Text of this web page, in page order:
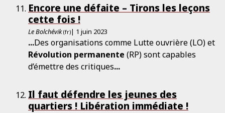
Encore une défaite – Tirons les leçons
cette fois !
Le Bolchévik (fr)| 1 juin 2023
...Des organisations comme Lutte ouvrière (LO) et
Révolution permanente (RP) sont capables
d’émettre des critiques...
Il faut défendre les jeunes des
quartiers ! Libération immédiate !